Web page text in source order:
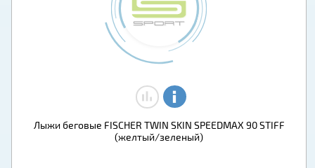
Лыжи беговые FISCHER TWIN SKIN SPEEDMAX 90 STIFF
(желтый/зеленый)